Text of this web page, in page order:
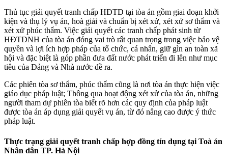
Thủ tục giải quyết tranh chấp HĐTD tại tòa án gồm giai đoạn khởi
kiện và thụ lý vụ án, hoà giải và chuẩn bị xét xử, xét xử sơ thẩm và
xét xử phúc thẩm. Việc giải quyết các tranh chấp phát sinh từ
HĐTDNH của tòa án đóng vai trò rất quan trọng trong việc bảo vệ
quyền và lợi ích hợp pháp của tổ chức, cá nhân, giữ gìn an toàn xã
hội và đặc biệt là góp phần đưa đất nước phát triển đi lên như mục
tiêu của Đảng và Nhà nước đề ra.
Các phiên tòa sơ thẩm, phúc thẩm cũng là nơi tòa án thực hiện việc
giáo dục pháp luật; Thông qua hoạt động xét xử của tòa án, những
người tham dự phiên tòa biết rõ hơn các quy định của pháp luật
được tòa án áp dụng giải quyết vụ án, từ đó nâng cao được ý thức
pháp luật.
Thực trạng giải quyết tranh chấp hợp đồng tín dụng tại Toà án
Nhân dân TP. Hà Nội